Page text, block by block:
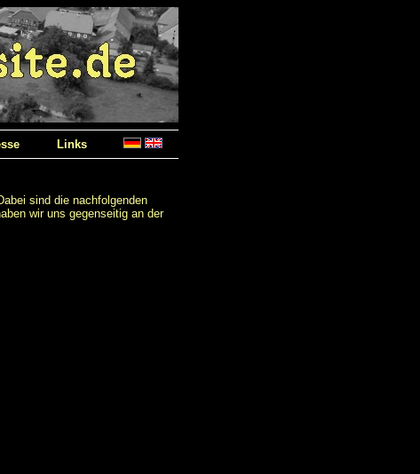
Links
sind die nachfolgenden
wir uns gegenseitig an der